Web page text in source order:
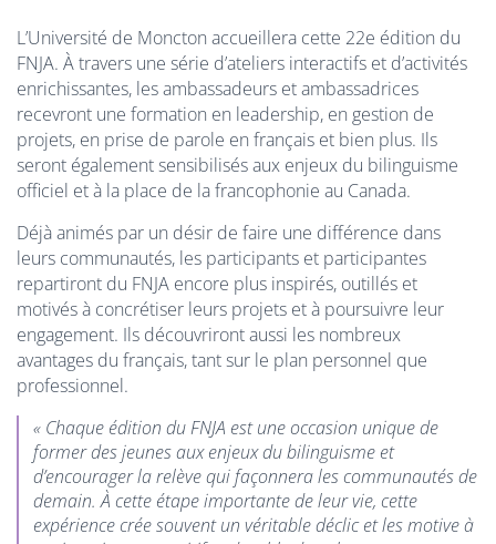
L’Université de Moncton accueillera cette 22e édition du
FNJA. À travers une série d’ateliers interactifs et d’activités
enrichissantes, les ambassadeurs et ambassadrices
recevront une formation en leadership, en gestion de
projets, en prise de parole en français et bien plus. Ils
seront également sensibilisés aux enjeux du bilinguisme
officiel et à la place de la francophonie au Canada.
Déjà animés par un désir de faire une différence dans
leurs communautés, les participants et participantes
repartiront du FNJA encore plus inspirés, outillés et
motivés à concrétiser leurs projets et à poursuivre leur
engagement. Ils découvriront aussi les nombreux
avantages du français, tant sur le plan personnel que
professionnel.
« Chaque édition du FNJA est une occasion unique de
former des jeunes aux enjeux du bilinguisme et
d’encourager la relève qui façonnera les communautés de
demain. À cette étape importante de leur vie, cette
expérience crée souvent un véritable déclic et les motive à